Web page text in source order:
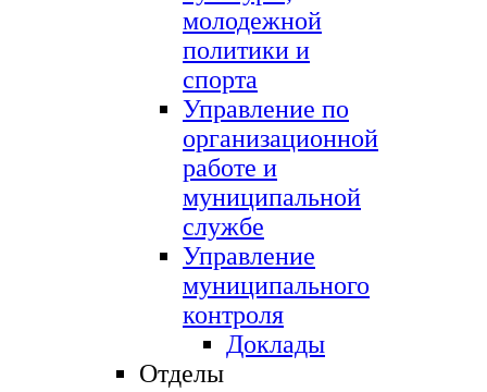
молодежной
политики и
спорта
Управление по
организационной
работе и
муниципальной
службе
Управление
муниципального
контроля
Доклады
Отделы